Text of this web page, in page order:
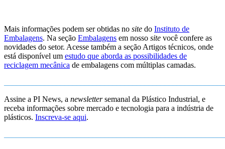
Mais informações podem ser obtidas no site do Instituto de
Embalagens. Na seção Embalagens em nosso site você confere as
novidades do setor. Acesse também a seção Artigos técnicos, onde
está disponível um estudo que aborda as possibilidades de
reciclagem mecânica de embalagens com múltiplas camadas.
Assine a PI News, a newslettersemanal da Plástico Industrial, e
receba informações sobre mercado e tecnologia para a indústria de
plásticos. Inscreva-se aqui.